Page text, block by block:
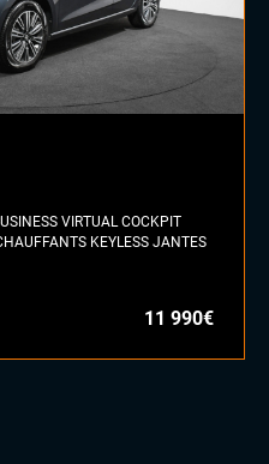
VIRTUAL COCKPIT
KEYLESS JANTES
11 990€